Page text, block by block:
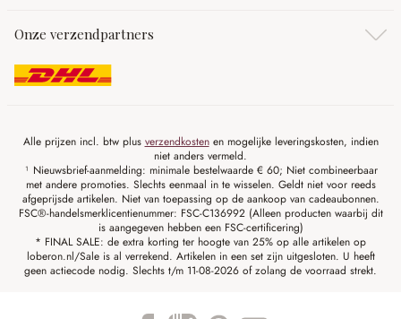
Onze verzendpartners
Alle prijzen incl. btw plus verzendkostenen mogelijke leveringskosten, indien
niet anders vermeld.
¹ Nieuwsbrief-aanmelding: minimale bestelwaarde € 60; Niet combineerbaar
met andere promoties. Slechts eenmaal in te wisselen. Geldt niet voor reeds
afgeprijsde artikelen. Niet van toepassing op de aankoop van cadeaubonnen.
FSC®-handelsmerklicentienummer: FSC-C136992 (Alleen producten waarbij dit
is aangegeven hebben een FSC-certificering)
* FINAL SALE: de extra korting ter hoogte van 25% op alle artikelen op
loberon.nl/Sale is al verrekend. Artikelen in een set zijn uitgesloten. U heeft
geen actiecode nodig. Slechts t/m 11-08-2026 of zolang de voorraad strekt.